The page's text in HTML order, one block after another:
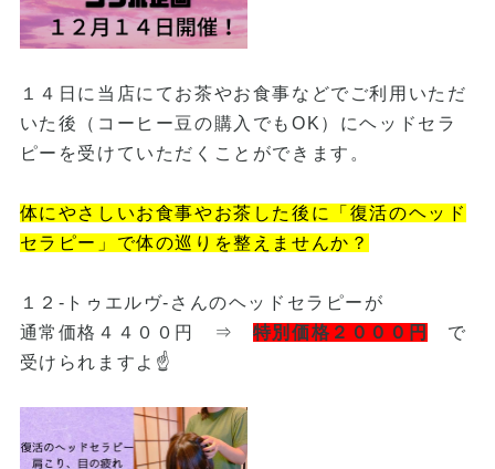
１４日に当店にてお茶やお食事などでご利用いただ
いた後（コーヒー豆の購入でもOK）にヘッドセラ
ピーを受けていただくことができます。
体にやさしいお食事やお茶した後に「復活のヘッド
セラピー」で体の巡りを整えませんか？
１２-トゥエルヴ-さんのヘッドセラピーが
通常価格４４００円 ⇒ 特別価格２０００円
で
受けられますよ☝